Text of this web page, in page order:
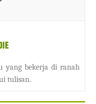
yang bekerja di ranah
tulisan.